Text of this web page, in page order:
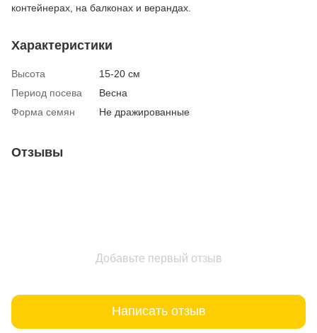
контейнерах, на балконах и верандах.
Характеристики
Высота
15-20 см
Период посева
Весна
Форма семян
Не дражированные
Отзывы
Добавьте первый отзыв
Написать отзыв